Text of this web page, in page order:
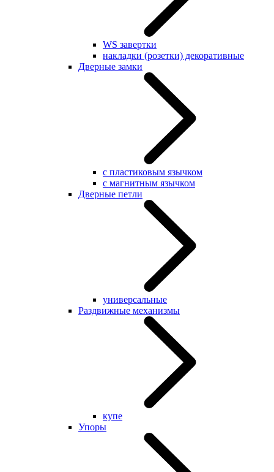
WS завертки
накладки (розетки) декоративные
Дверные замки
с пластиковым язычком
с магнитным язычком
Дверные петли
универсальные
Раздвижные механизмы
купе
Упоры